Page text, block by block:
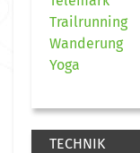
Trailrunning
Wanderung
Yoga
TECHNIK